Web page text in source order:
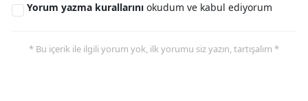
Yorum yazma kurallarını okudum ve kabul ediyorum
* Bu içerik ile ilgili yorum yok, ilk yorumu siz yazın, tartışalım *